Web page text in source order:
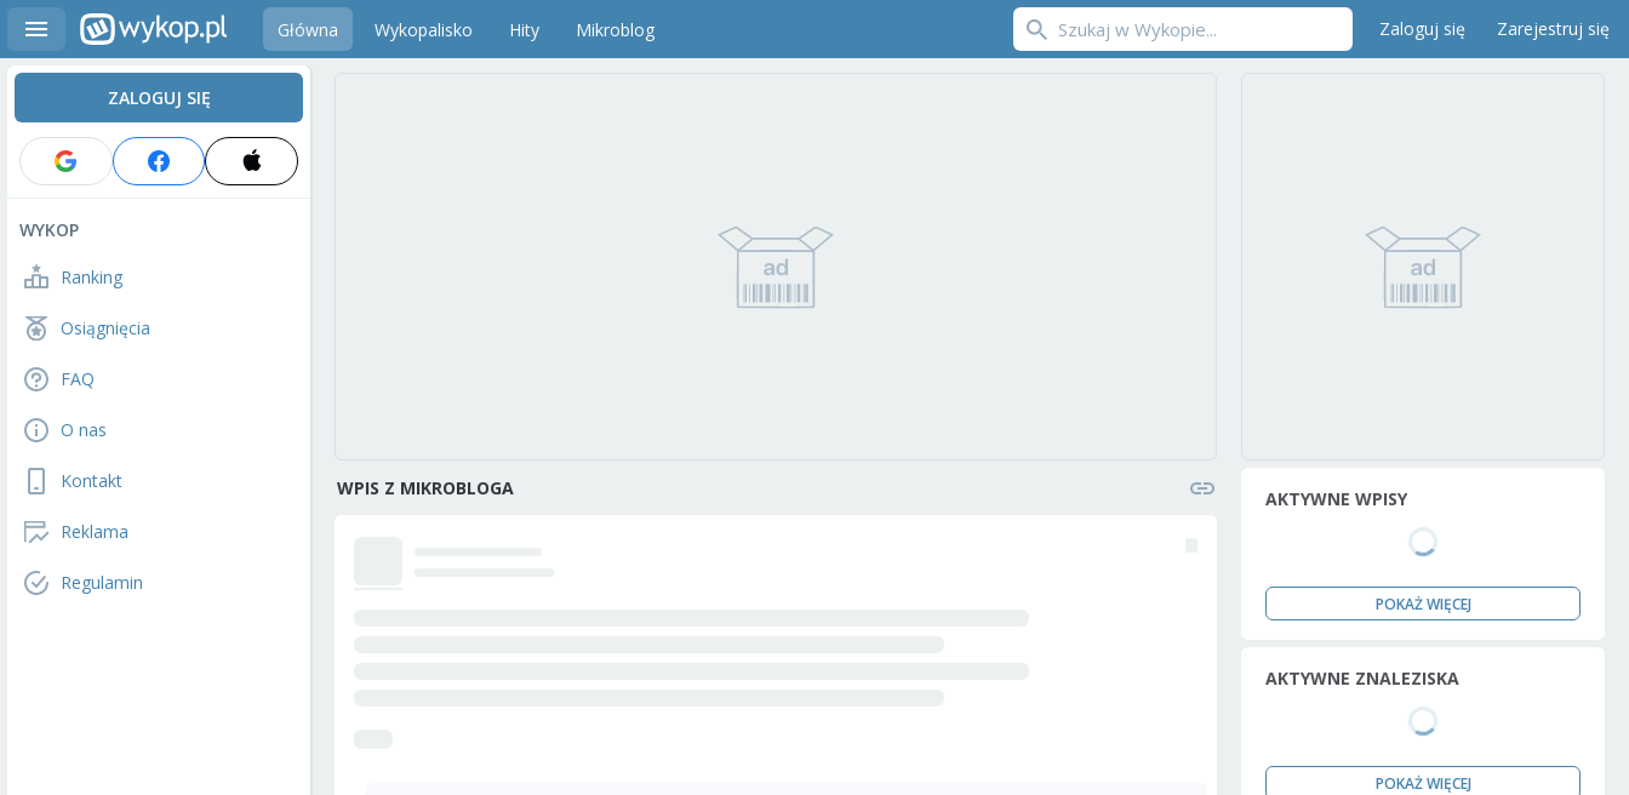
Główna Wykopalisko Hity Mikroblog Zaloguj się Zarejestruj się
ZALOGUJ SIĘ
WYKOP
Ranking
Osiągnięcia
FAQ
O nas
Kontakt
Reklama
Regulamin
WPIS Z MIKROBLOGA AKTYWNE WPISY
POKAŻ WIĘCEJ
AKTYWNE ZNALEZISKA
POKAŻ WIĘCEJ